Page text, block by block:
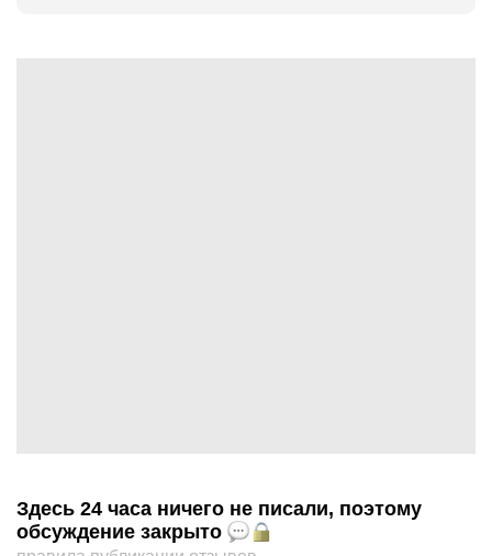
Здесь 24 часа ничего не писали, поэтому
обсуждение закрыто